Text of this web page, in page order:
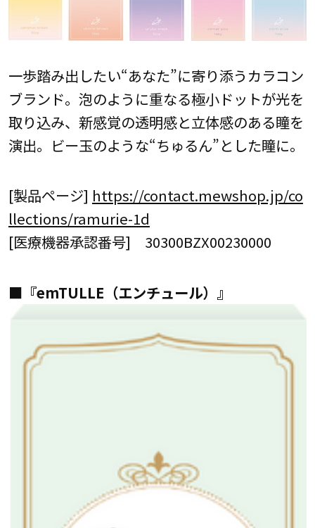
一歩踏み出したい“あなた”に寄り添うカラコン
ブランド。泡のように重なる極小ドットが光を
取り込み、新感覚の透明感と立体感のある瞳を
演出。ビー玉のような“ちゅるん”とした瞳に。
[製品ページ] https://contact.mewshop.jp/co
llections/ramurie-1d
[医療機器承認番号] 30300BZX00230000
■『emTULLE（エンチュール）』